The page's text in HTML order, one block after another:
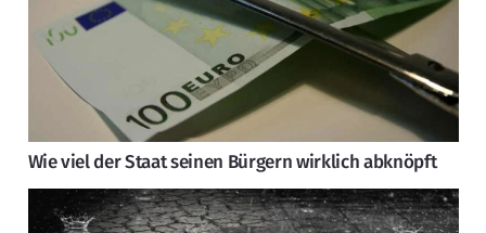
Wie viel der Staat seinen Bürgern wirklich abknöpft